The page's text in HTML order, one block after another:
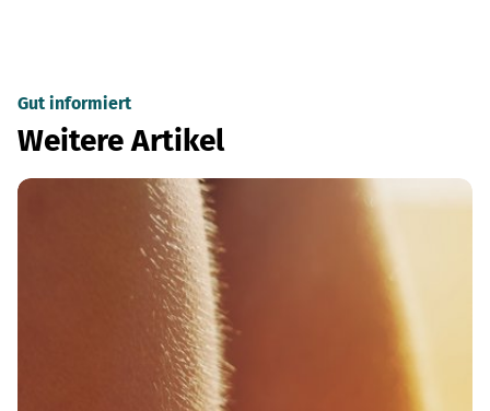
Gut informiert
Weitere Artikel